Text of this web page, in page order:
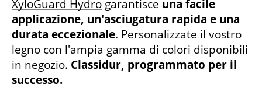
XyloGuard Hydro garantisce una facile
applicazione, un'asciugatura rapida e una
durata eccezionale. Personalizzate il vostro
legno con l'ampia gamma di colori disponibili
in negozio. Classidur, programmato per il
successo.